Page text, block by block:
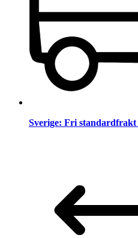
Sverige: Fri standardfrakt